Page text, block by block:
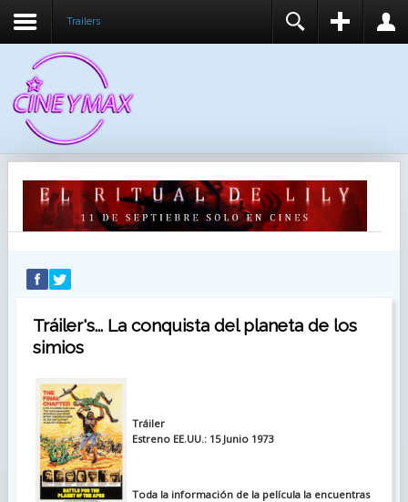
Trailers
RECUÉRDEME
IDENTIFICARSE
Tráiler's... La conquista del planeta de los
simios
Tráiler
Estreno EE.UU.: 15 Junio 1973
Toda la información de la película la encuentras